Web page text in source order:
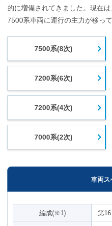
的に増備されてきました。現在
7500系車両に運行の主力が移って
7500系(8次)
7200系(6次)
7200系(4次)
7000系(2次)
車両ス
編成(※1) 第